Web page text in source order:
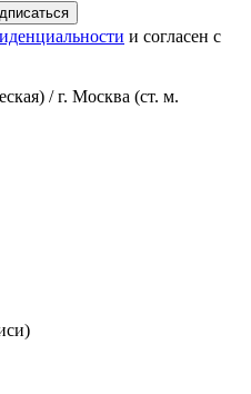
и согласен с
/ г. Москва (ст. м.